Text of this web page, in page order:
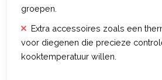
groepen.
Extra accessoires zoals een
voor diegenen die precieze
kooktemperatuur willen.